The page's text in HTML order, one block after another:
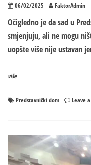
06/02/2025 FaktorAdmin
Očigledno je da sad u
smjenjuju, ali ne mogu
uopšte više nije ustavan
više
Predstavnički dom Leave